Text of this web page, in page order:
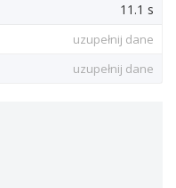
11.1 s
uzupełnij dane
uzupełnij dane